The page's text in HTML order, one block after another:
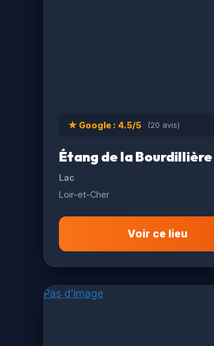
★ Google : 4.5/5 (20 avis)
Étang de la Bourdillière
Lac
Loir-et-Cher
Voir ce lieu
Pas d'image